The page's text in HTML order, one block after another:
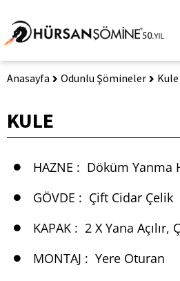
Anasayfa Odunlu Şömineler Kule
KULE
HAZNE : Döküm Yanma
GÖVDE : Çift Cidar Çelik
KAPAK : 2 X Yana Açılır,
MONTAJ : Yere Oturan